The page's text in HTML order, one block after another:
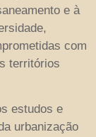
e à
com
territórios
estudos e
urbanização